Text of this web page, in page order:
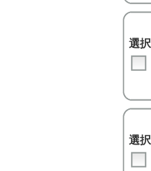
選択
選択